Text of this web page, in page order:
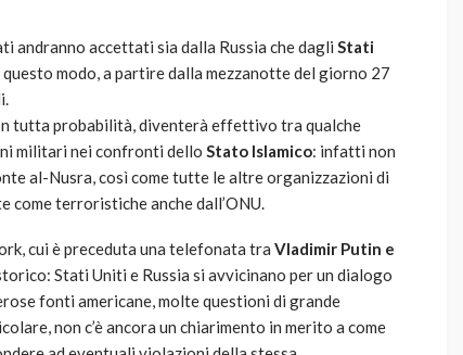
andranno accettati sia dalla Russia che dagli Stati
modo, a partire dalla mezzanotte del giorno 27
tutta probabilità, diventerà effettivo tra qualche
militari nei confronti dello Stato Islamico: infatti non
al-Nusra, così come tutte le altre organizzazioni di
come terroristiche anche dall’ONU.
cui è preceduta una telefonata tra Vladimir Putin e
Stati Uniti e Russia si avvicinano per un dialogo
fonti americane, molte questioni di grande
non c’è ancora un chiarimento in merito a come
prato
785
abbracciano la stessa causa
god 9 mesi ago